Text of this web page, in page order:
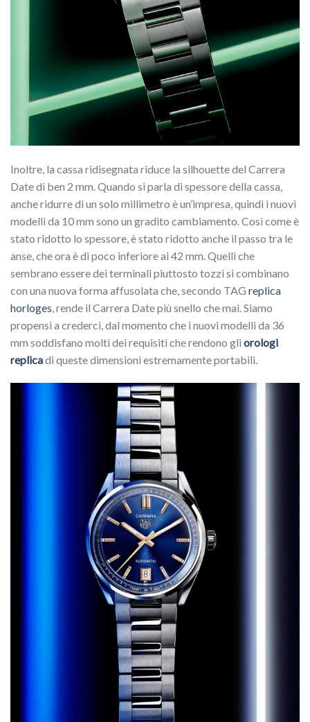
Inoltre, la cassa ridisegnata riduce la silhouette del Carrera
Date di ben 2 mm. Quando si parla di spessore della cassa,
anche ridurre di un solo millimetro è un’impresa, quindi i nuovi
modelli da 10 mm sono un gradito cambiamento. Così come è
stato ridotto lo spessore, è stato ridotto anche il passo tra le
anse, che ora è di poco inferiore ai 42 mm. Quelli che
sembrano essere dei terminali piuttosto tozzi si combinano
con una nuova forma affusolata che, secondo TAG replica
horloges , rende il Carrera Date più snello che mai. Siamo
propensi a crederci, dal momento che i nuovi modelli da 36
mm soddisfano molti dei requisiti che rendono gli orologi
replicadi queste dimensioni estremamente portabili.